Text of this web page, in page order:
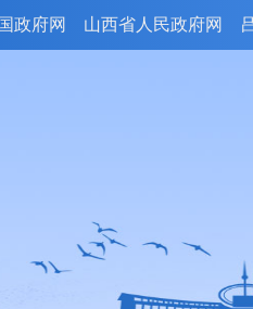
政府网 山西省人民政府网